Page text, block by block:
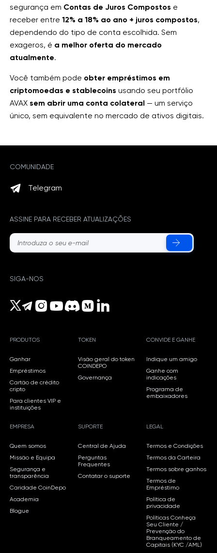
segurança em Contas de Juros Compostos e
receber entre 12% a 18% ao ano + juros compostos,
dependendo do tipo de conta escolhida. Sem
exageros, é a melhor oferta do mercado
atualmente.
Você também pode obter empréstimos em
criptomoedas e stablecoins usando seu portfólio
AVAX sem abrir uma conta colateral — um serviço
único, sem equivalente no mercado de ativos digitais.
SIGA-NOS
COMUNIDADE
Telegram
ASSINE PARA RECEBER ATUALIZAÇÕES
PRODUTOS
Ganhar
Empréstimos
Cartão de crédito
cripto
Para clientes VIP e
instituições
TOKEN
Visão geral do token
COINDEPO
Governança
CONVIDE E GANHE
Indique um amigo
Ganhe com
indicações
Programa de
embaixadores
EMPRESA
Quem somos
Missão e Equipa
Segurança e
transparência
Caridade CoinDepo
Academia
Blogue
SUPORTE
Central de Ajuda
Perguntas
Frequentes
Contatar o suporte
LEGAL
Termos e Condições
Termos da Carteira
Termos sobre ganhos
Termos de
Empréstimo
Política de
privacidade
Políticas Conheça
Seu Cliente /
Prevenção do
Branqueamento de
Capitais (KYC /AML)